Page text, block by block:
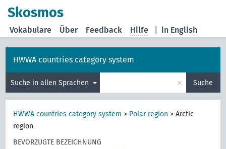
Skosmos
in English
Vokabulare Über Feedback Hilfe
HWWA countries category system
Suche in allen Sprachen × Suche
HWWA countries category system > Polar region >Arctic
region
BEVORZUGTE BEZEICHNUNG